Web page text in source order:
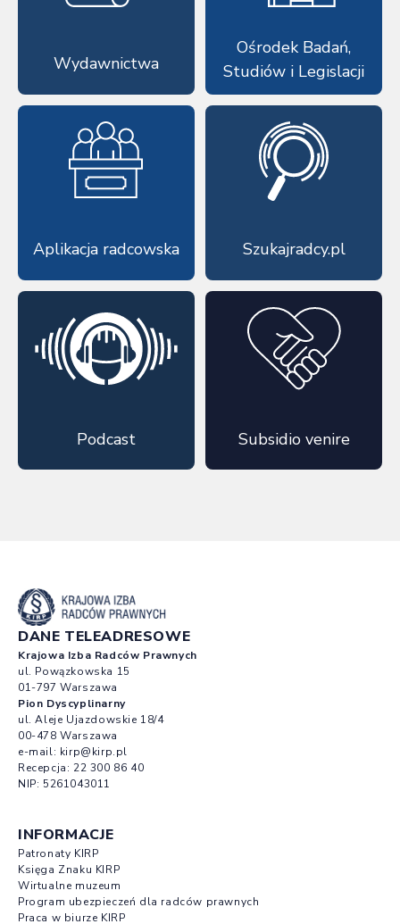
Wydawnictwa
Ośrodek Badań,
Studiów i Legislacji
Aplikacja radcowska Szukajradcy.pl
Podcast Subsidio venire
DANE TELEADRESOWE
Krajowa Izba Radców Prawnych
ul. Powązkowska 15
01-797 Warszawa
Pion Dyscyplinarny
ul. Aleje Ujazdowskie 18/4
00-478 Warszawa
e-mail: kirp@kirp.pl
Recepcja: 22 300 86 40
NIP: 5261043011
INFORMACJE
Patronaty KIRP
Księga Znaku KIRP
Wirtualne muzeum
Program ubezpieczeń dla radców prawnych
Praca w biurze KIRP